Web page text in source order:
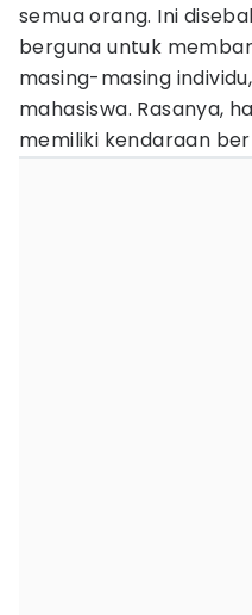
semua orang. Ini
berguna untuk
masing-masing
mahasiswa. Rasanya,
memiliki kendaraan